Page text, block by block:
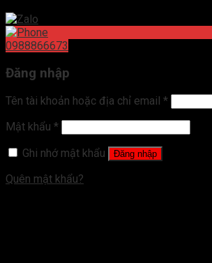
0988866673
Đăng nhập
Tên tài khoản hoặc địa chỉ email *
Mật khẩu *
Ghi nhớ mật khẩu
Đăng nhập
Quên mật khẩu?